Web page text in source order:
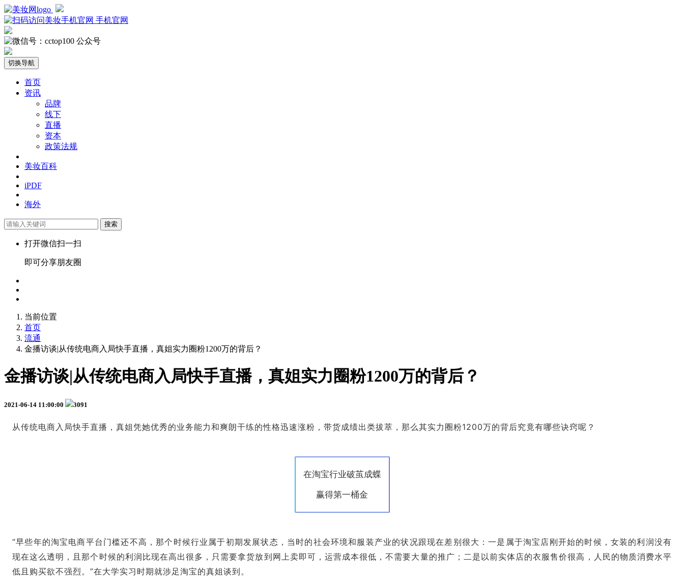
手机官网
公众号
切换导航
首页
资讯
品牌
线下
直播
资本
政策法规
美妆百科
iPDF
海外
搜索
打开微信扫一扫
即可分享朋友圈
当前位置
首页
流通
金播访谈|从传统电商入局快手直播，真姐实力圈粉1200万的背后？
金播访谈|从传统电商入局快手直播，真姐实力圈粉1200万的背后？
2021-06-14 11:00:00 3091
从传统电商入局快手直播，真姐凭她优秀的业务能力和爽朗干练的性格迅速涨粉，带货成绩出类拔萃，那么其实力圈粉1200万的背后究竟有哪些诀窍呢？
在淘宝行业破茧成蝶
赢得第一桶金
“早些年的淘宝电商平台门槛还不高，那个时候行业属于初期发展状态，当时的社会环境和服装产业的状况跟现在差别很大：一是属于淘宝店刚开始的时候，女装的利润没有
现在这么透明，且那个时候的利润比现在高出很多，只需要拿货放到网上卖即可，运营成本很低，不需要大量的推广；二是以前实体店的衣服售价很高，人民的物质消费水平
低且购买欲不强烈。”在大学实习时期就涉足淘宝的真姐谈到。